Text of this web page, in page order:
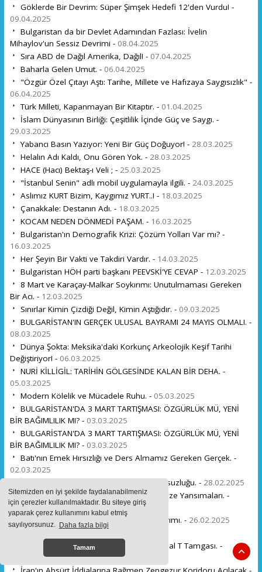
Sitemizden en iyi şekilde faydalanabilmeniz
için çerezler kullanılmaktadır. Bu siteye giriş
yaparak çerez kullanımını kabul etmiş
sayılıyorsunuz. Daha fazla bilgi
Tamam
Göklerde Bir Devrim: Süper Şimşek Hedefi 12'den Vurdu! -
09.04.2025
Bulgaristan da bir Devlet Adamından Fazlası: İvelin
Mihaylov'un Sessiz Devrimi - 08.04.2025
Sıra ABD de Dağıl Amerika, Dağıl! - 07.04.2025
Baharla Gelen Umut. - 06.04.2025
"Özgür Özel Çıtayı Aştı: Tarihe, Millete ve Hafızaya Saygısızlık" -
06.04.2025
Türk Milleti, Kapanmayan Bir Kitaptır. - 01.04.2025
İslam Dünyasının Birliği: Çeşitlilik İçinde Güç ve Saygı. -
29.03.2025
Yabancı Basın Yazıyor: Yeni Bir Güç Doğuyor! - 28.03.2025
Helalın Adı Kaldı, Onu Gören Yok. - 28.03.2025
HACE (Hacı) Bektaş-ı Veli ; - 25.03.2025
"İstanbul Senin" adlı mobil uygulamayla ilgili. - 24.03.2025
Aslımız KURT Bizim, Kaygımız YURT..! - 18.03.2025
Çanakkale: Destanın Adı. - 18.03.2025
KOCAM NEDEN DÖNMEDİ PAŞAM. - 16.03.2025
Bulgaristan'ın Demografik Krizi: Çözüm Yolları Var mı? -
16.03.2025
Her Şeyin Bir Vakti ve Takdiri Vardır. - 14.03.2025
Bulgaristan HÖH parti başkanı PEEVSKİ'YE CEVAP - 12.03.2025
8 Mart ve Karaçay-Malkar Soykırımı: Unutulmaması Gereken
Bir Acı. - 12.03.2025
Sınırlar Kimin Çizdiği Değil, Kimin Aştığıdır. - 09.03.2025
BULGARİSTAN'IN GERÇEK ULUSAL BAYRAMI 24 MAYIS OLMALI. -
08.03.2025
Dünya Şokta: Meksika'daki Korkunç Arkeolojik Keşif Tarihi
Değiştiriyor! - 06.03.2025
NURİ KİLLİGİL: TARİHİN GÖLGESİNDE KALAN BİR DEHA. -
05.03.2025
Modern Kölelik ve Mücadele Ruhu. - 05.03.2025
BULGARİSTAN'DA 3 MART TARTIŞMASI: ÖZGÜRLÜK MÜ, YENİ
BİR BAĞIMLILIK MI? - 03.03.2025
BULGARİSTAN'DA 3 MART TARTIŞMASI: ÖZGÜRLÜK MÜ, YENİ
BİR BAĞIMLILIK MI? - 03.03.2025
Batı'nın Emek Hırsızlığı ve Ders Almamız Gereken Gerçek. -
02.03.2025
İlahi Bilginin Işığı: Kur'an-ı Kerim'in Kusursuzluğu. - 28.02.2025
Osmanlı'da Dolunayın Gücü ve Günümüze Yansımaları. -
27.02.2025
26 Şubat 1992: Karabağ'da Hocalı Soykırımı. - 26.02.2025
Kıtalararası Bağların Kadim Şifreleri: Kutsal T Tamgası. -
20.02.2025